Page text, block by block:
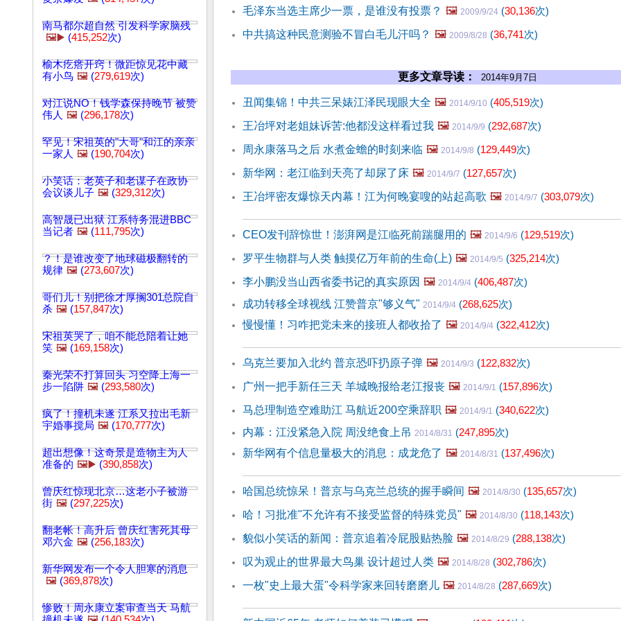
南马都尔超自然 引发科学家脑残
🖼️▶️ (415,252次)
榆木疙瘩开窍！微距惊见花中藏
有小鸟 🖼️ (279,619次)
对江说NO！钱学森保持晚节 被赞
伟人 🖼️ (296,178次)
罕见！宋祖英的"大哥"和江的亲亲
一家人 🖼️ (190,704次)
小笑话：老英子和老谋子在政协
会议谈儿子 🖼️ (329,312次)
高智晟已出狱 江系特务混进BBC
当记者 🖼️ (111,795次)
？！是谁改变了地球磁极翻转的
规律 🖼️ (273,607次)
哥们儿！别把徐才厚搁301总院自
杀 🖼️ (157,847次)
宋祖英哭了，咱不能总陪着让她
笑 🖼️ (169,158次)
秦光荣不打算回头 习空降上海一
步一陷阱 🖼️ (293,580次)
疯了！撞机未遂 江系又拉出毛新
宇婚事搅局 🖼️ (170,777次)
超出想像！这奇景是造物主为人
准备的 🖼️▶️ (390,858次)
曾庆红惊现北京…这老小子被游
街 🖼️ (297,225次)
翻老帐！高升后 曾庆红害死其母
邓六金 🖼️ (256,183次)
新华网发布一个令人胆寒的消息
🖼️ (369,878次)
惨败！周永康立案审查当天 马航
毛泽东当选主席少一票，是谁没有投票？ 🖼️ 2009/9/24 (30,136次)
中共搞这种民意测验不冒白毛儿汗吗？ 🖼️ 2009/8/28 (36,741次)
更多文章导读： 2014年9月7日
丑闻集锦！中共三呆婊江泽民现眼大全 🖼️ 2014/9/10 (405,519次)
王冶坪对老姐妹诉苦:他都没这样看过我 🖼️ 2014/9/9 (292,687次)
周永康落马之后 水煮金蟾的时刻来临 🖼️ 2014/9/8 (129,449次)
新华网：老江临到天亮了却尿了床 🖼️ 2014/9/7 (127,657次)
王冶坪密友爆惊天内幕！江为何晚宴嗖的站起高歌 🖼️ 2014/9/7 (303,079次)
CEO发刊辞惊世！澎湃网是江临死前踹腿用的 🖼️ 2014/9/6 (129,519次)
罗平生物群与人类 触摸亿万年前的生命(上) 🖼️ 2014/9/5 (325,214次)
李小鹏没当山西省委书记的真实原因 🖼️ 2014/9/4 (406,487次)
成功转移全球视线 江赞普京"够义气" 2014/9/4 (268,625次)
慢慢懂！习咋把党未来的接班人都收拾了 🖼️ 2014/9/4 (322,412次)
乌克兰要加入北约 普京恐吓扔原子弹 🖼️ 2014/9/3 (122,832次)
广州一把手新任三天 羊城晚报给老江报丧 🖼️ 2014/9/1 (157,896次)
马总理制造空难助江 马航近200空乘辞职 🖼️ 2014/9/1 (340,622次)
内幕：江没紧急入院 周没绝食上吊 2014/8/31 (247,895次)
新华网有个信息量极大的消息：成龙危了 🖼️ 2014/8/31 (137,496次)
哈国总统惊呆！普京与乌克兰总统的握手瞬间 🖼️ 2014/8/30 (135,657次)
哈！习批准"不允许有不接受监督的特殊党员" 🖼️ 2014/8/30 (118,143次)
貌似小笑话的新闻：普京追着冷屁股贴热脸 🖼️ 2014/8/29 (288,138次)
叹为观止的世界最大鸟巢 设计超过人类 🖼️ 2014/8/28 (302,786次)
一枚"史上最大蛋"令科学家来回转磨磨儿 🖼️ 2014/8/28 (287,669次)